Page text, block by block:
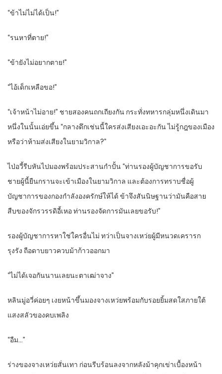
“ข้าไม่ไม่ได้เป็น!”
“รนหาที่ตาย!”
“ข้ายังไม่อยากตาย!”
“ไอ้เด็กเหลือขอ!”
“เจ้าหน้าไม่อาย!” ชายสองคนถกเถียงกัน กระทั่งทหารกลุ่มหนึ่งเดินมา
หนึ่งในนั้นเอ่ยขึ้น “กลางดึกเช่นนี้ใครส่งเสียงเอะอะกัน ไม่รู้กฎของเมือง
หรือว่าห้ามส่งเสียงในยามวิกาล?”
ไป่อวี้รีบหันไปมองพร้อมประสานกำปั้น “ท่านรองผู้บัญชาการขอรับ
ชายผู้นี้ยืนกรานจะเข้าเมืองในยามวิกาล และต้องการทราบชื่อผู้
บัญชาการของกองกำลังองครักษ์ให้ได้ ข้าจึงสันนิษฐานว่ามันคือสาย
สืบของจักรวรรดิอี้เหอ ท่านรองจัดการมันเลยขอรับ!”
รองผู้บัญชาการหาใช่ใครอื่นไม่ ทว่าเป็นจางเหว่ยผู้มีหนวดเครารก
รุงรัง ถือดาบยาวควบม้าก้าวออกมา
“ไม่ได้เจอกันนานเลยนะตาเฒ่าจาง”
หลินมู่อวี่ค่อยๆ เงยหน้าขึ้นมองจางเหว่ยพร้อมกับรอยยิ้มสดใสภายใต้
แสงสลัวของคบเพลิง
“อืม…”
ร่างของจางเหว่ยสั่นเทา ก่อนรีบร้อนลงจากหลังม้าคุกเข่าเบื้องหน้า